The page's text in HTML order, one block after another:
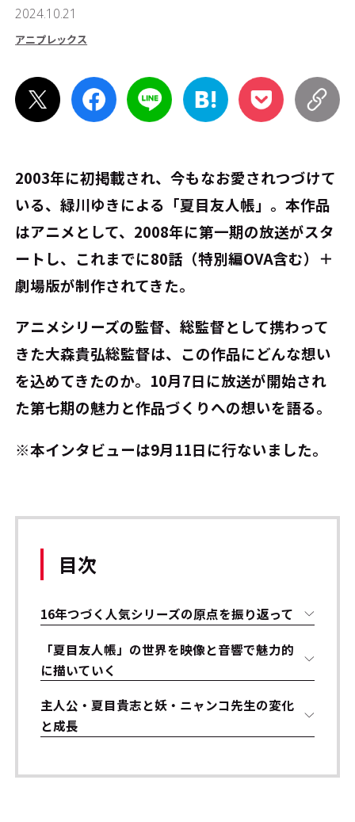
2024.10.21
アニプレックス
2003年に初掲載され、今もなお愛されつづけて
いる、緑川ゆきによる「夏目友人帳」。本作品
はアニメとして、2008年に第一期の放送がスタ
ートし、これまでに80話（特別編OVA含む）＋
劇場版が制作されてきた。
アニメシリーズの監督、総監督として携わって
きた大森貴弘総監督は、この作品にどんな想い
を込めてきたのか。10月7日に放送が開始され
た第七期の魅力と作品づくりへの想いを語る。
※本インタビューは9月11日に行ないました。
目次
16年つづく人気シリーズの原点を振り返って
「夏目友人帳」の世界を映像と音響で魅力的
に描いていく
主人公・夏目貴志と妖・ニャンコ先生の変化
と成長